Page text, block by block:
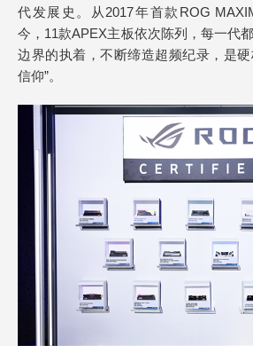
代发展史。从2017年首款ROG
今，11款APEX主板依次陈列，每一代
边界的执着，不断缔造超频纪录，是
信仰”。